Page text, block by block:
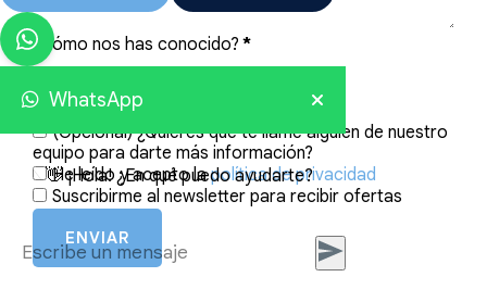
¿Cómo nos has conocido? *
(Opcional) ¿Quieres que te llame alguien de nuestro
equipo para darte más información?
He leído y acepto lapolítica de privacidad
Suscribirme al newsletter para recibir ofertas
ENVIAR
WhatsApp
👋 ¡Hola! ¿En qué puedo ayudarte?